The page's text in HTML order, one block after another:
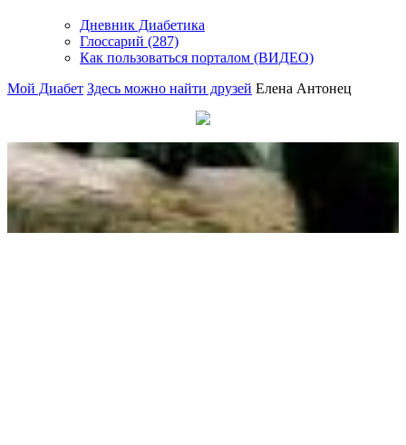
Дневник Диабетика
Глоссарий (287)
Как пользоваться порталом (ВИДЕО)
Мой Диабет Здесь можно найти друзей Елена Антонец